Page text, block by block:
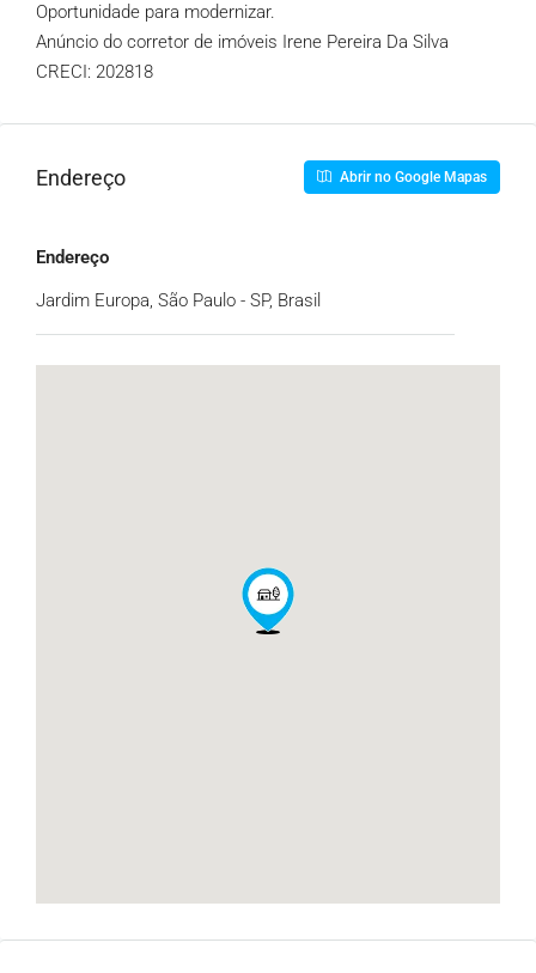
Oportunidade para modernizar.
Anúncio do corretor de imóveis Irene Pereira Da Silva
CRECI: 202818
Endereço Abrir no Google Mapas
Endereço
Jardim Europa, São Paulo - SP, Brasil